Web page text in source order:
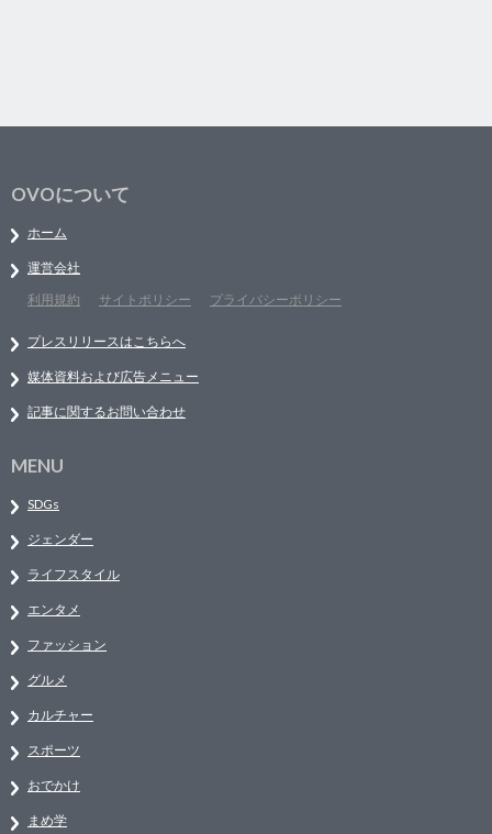
OVOについて
ホーム
運営会社
利用規約
サイトポリシー プライバシーポリシー
プレスリリースはこちらへ
媒体資料および広告メニュー
記事に関するお問い合わせ
MENU
SDGs
ジェンダー
ライフスタイル
エンタメ
ファッション
グルメ
カルチャー
スポーツ
おでかけ
まめ学